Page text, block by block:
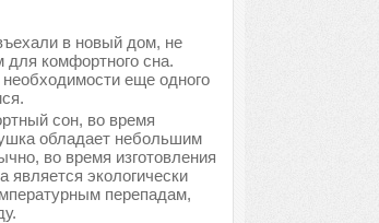
в новый дом, не
комфортного сна.
еще одного
сон, во время
обладает небольшим
во время изготовления
экологически
перепадам,